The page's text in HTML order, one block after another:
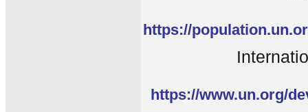
https://
https://www.un.org/